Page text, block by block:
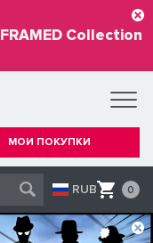
FRAMED Collection
МОИ ПОКУПКИ
RUB 0